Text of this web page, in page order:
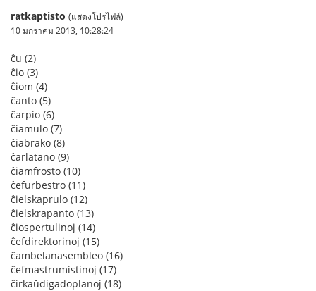
ratkaptisto (แสดงโปรไฟล์)
10 มกราคม 2013, 10:28:24
ĉu (2)
ĉio (3)
ĉiom (4)
ĉanto (5)
ĉarpio (6)
ĉiamulo (7)
ĉiabrako (8)
ĉarlatano (9)
ĉiamfrosto (10)
ĉefurbestro (11)
ĉielskaprulo (12)
ĉielskrapanto (13)
ĉiospertulinoj (14)
ĉefdirektorinoj (15)
ĉambelanasembleo (16)
ĉefmastrumistinoj (17)
ĉirkaŭdigadoplanoj (18)